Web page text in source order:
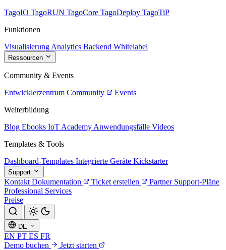
TagoIO TagoRUN TagoCore TagoDeploy TagoTiP
Funktionen
Visualisierung Analytics Backend Whitelabel
Ressourcen
Community & Events
Entwicklerzentrum Community
Events
Weiterbildung
Blog Ebooks IoT Academy Anwendungsfälle Videos
Templates & Tools
Dashboard-Templates Integrierte Geräte Kickstarter
Support
Kontakt Dokumentation Ticket erstellen Partner Support-Pläne
Professional Services
Preise
DE
EN PT ES FR
Demo buchen
Jetzt starten